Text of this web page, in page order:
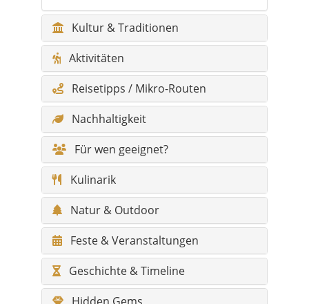
Reisetipps / Mikro-Routen
Nachhaltigkeit
Für wen geeignet?
Kulinarik
Natur & Outdoor
Feste & Veranstaltungen
Geschichte & Timeline
Hidden Gems
Legenden
Sagen